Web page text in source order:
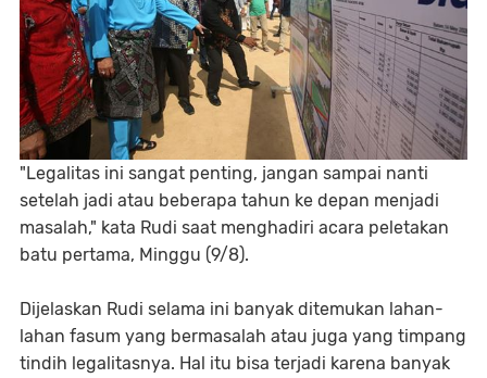
"Legalitas ini sangat penting, jangan sampai nanti
setelah jadi atau beberapa tahun ke depan menjadi
masalah," kata Rudi saat menghadiri acara peletakan
batu pertama, Minggu (9/8).
Dijelaskan Rudi selama ini banyak ditemukan lahan-
lahan fasum yang bermasalah atau juga yang timpang
tindih legalitasnya. Hal itu bisa terjadi karena banyak